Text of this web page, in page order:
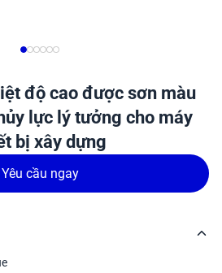
độ cao được sơn màu
lực lý tưởng cho máy
bị xây dựng
Yêu cầu ngay